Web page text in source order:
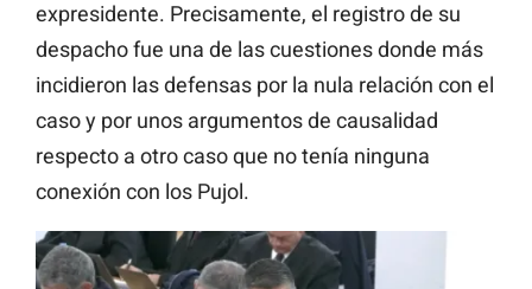
expresidente. Precisamente, el registro de su
despacho fue una de las cuestiones donde más
incidieron las defensas por la nula relación con el
caso y por unos argumentos de causalidad
respecto a otro caso que no tenía ninguna
conexión con los Pujol.